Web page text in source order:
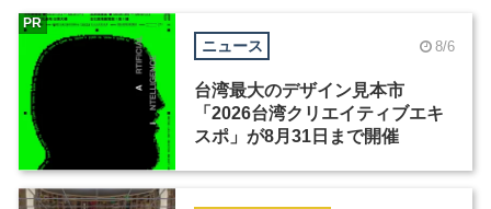
ニュース 8/6
台湾最大のデザイン見本市
「2026台湾クリエイティブエキ
スポ」が8月31日まで開催
PR